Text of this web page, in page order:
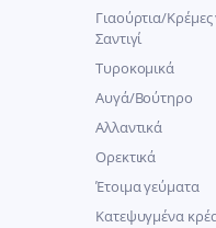
Γιαούρτια/
Σαντιγί
Τυροκομικά
Αυγά/Βούτηρο
Αλλαντικά
Ορεκτικά
Έτοιμα γεύματα
Κατεψυγμένα